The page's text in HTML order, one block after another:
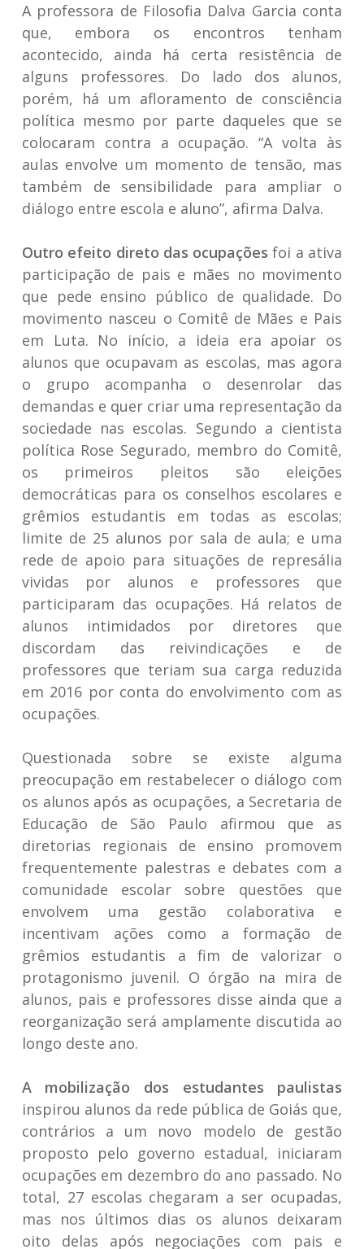
A professora de Filosofia Dalva Garcia conta
que, embora os encontros tenham
acontecido, ainda há certa resistência de
alguns professores. Do lado dos alunos,
porém, há um afloramento de consciência
política mesmo por parte daqueles que se
colocaram contra a ocupação. “A volta às
aulas envolve um momento de tensão, mas
também de sensibilidade para ampliar o
diálogo entre escola e aluno”, afirma Dalva.
Outro efeito direto das ocupações foi a ativa
participação de pais e mães no movimento
que pede ensino público de qualidade. Do
movimento nasceu o Comitê de Mães e Pais
em Luta. No início, a ideia era apoiar os
alunos que ocupavam as escolas, mas agora
o grupo acompanha o desenrolar das
demandas e quer criar uma representação da
sociedade nas escolas. Segundo a cientista
política Rose Segurado, membro do Comitê,
os primeiros pleitos são eleições
democráticas para os conselhos escolares e
grêmios estudantis em todas as escolas;
limite de 25 alunos por sala de aula; e uma
rede de apoio para situações de represália
vividas por alunos e professores que
participaram das ocupações. Há relatos de
alunos intimidados por diretores que
discordam das reivindicações e de
professores que teriam sua carga reduzida
em 2016 por conta do envolvimento com as
ocupações.
Questionada sobre se existe alguma
preocupação em restabelecer o diálogo com
os alunos após as ocupações, a Secretaria de
Educação de São Paulo afirmou que as
diretorias regionais de ensino promovem
frequentemente palestras e debates com a
comunidade escolar sobre questões que
envolvem uma gestão colaborativa e
incentivam ações como a formação de
grêmios estudantis a fim de valorizar o
protagonismo juvenil. O órgão na mira de
alunos, pais e professores disse ainda que a
reorganização será amplamente discutida ao
longo deste ano.
A mobilização dos estudantes paulistas
inspirou alunos da rede pública de Goiás que,
contrários a um novo modelo de gestão
proposto pelo governo estadual, iniciaram
ocupações em dezembro do ano passado. No
total, 27 escolas chegaram a ser ocupadas,
mas nos últimos dias os alunos deixaram
oito delas após negociações com pais e